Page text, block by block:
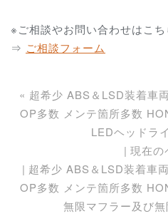
※ご相談やお問い合わせはこ
⇒ ご相談フォーム
« 超希少 ABS＆LSD装着車
OP多数 メンテ箇所多数
LEDヘッドラ
現在の
超希少 ABS＆LSD装着車
OP多数 メンテ箇所多数
無限マフラー及び